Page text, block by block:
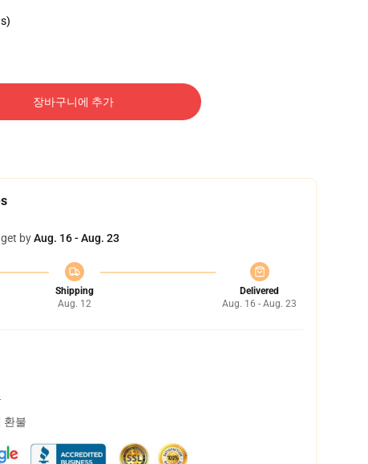
장바구니에 추가
byAug. 16 - Aug. 23
Shipping
Aug. 12
Delivered
Aug. 16 - Aug. 23
환불